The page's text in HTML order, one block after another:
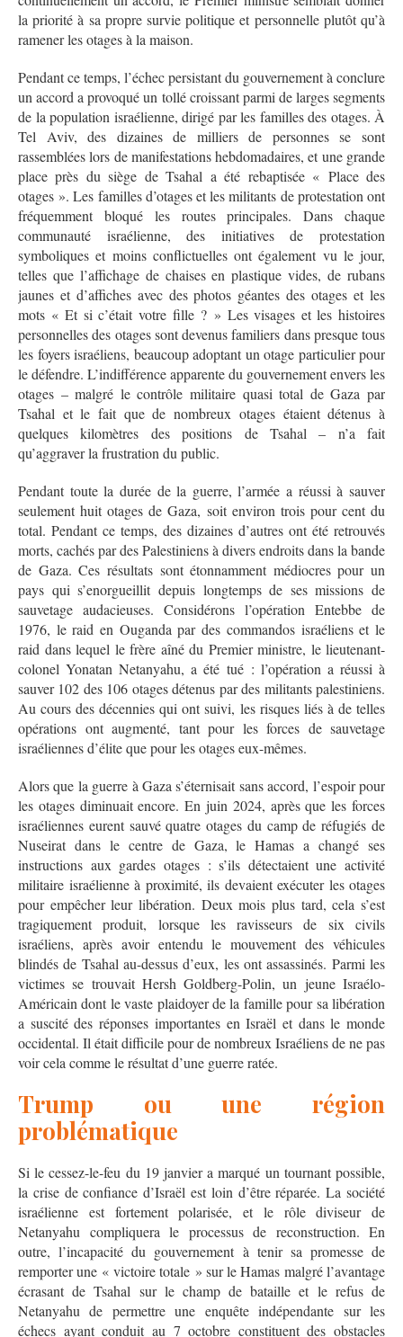
la priorité à sa propre survie politique et personnelle plutôt qu’à
ramener les otages à la maison.
Pendant ce temps, l’échec persistant du gouvernement à conclure
un accord a provoqué un tollé croissant parmi de larges segments
de la population israélienne, dirigé par les familles des otages. À
Tel Aviv, des dizaines de milliers de personnes se sont
rassemblées lors de manifestations hebdomadaires, et une grande
place près du siège de Tsahal a été rebaptisée « Place des
otages ». Les familles d’otages et les militants de protestation ont
fréquemment bloqué les routes principales. Dans chaque
communauté israélienne, des initiatives de protestation
symboliques et moins conflictuelles ont également vu le jour,
telles que l’affichage de chaises en plastique vides, de rubans
jaunes et d’affiches avec des photos géantes des otages et les
mots « Et si c’était votre fille ? » Les visages et les histoires
personnelles des otages sont devenus familiers dans presque tous
les foyers israéliens, beaucoup adoptant un otage particulier pour
le défendre. L’indifférence apparente du gouvernement envers les
otages – malgré le contrôle militaire quasi total de Gaza par
Tsahal et le fait que de nombreux otages étaient détenus à
quelques kilomètres des positions de Tsahal – n’a fait
qu’aggraver la frustration du public.
Pendant toute la durée de la guerre, l’armée a réussi à sauver
seulement huit otages de Gaza, soit environ trois pour cent du
total. Pendant ce temps, des dizaines d’autres ont été retrouvés
morts, cachés par des Palestiniens à divers endroits dans la bande
de Gaza. Ces résultats sont étonnamment médiocres pour un
pays qui s’enorgueillit depuis longtemps de ses missions de
sauvetage audacieuses. Considérons l’opération Entebbe de
1976, le raid en Ouganda par des commandos israéliens et le
raid dans lequel le frère aîné du Premier ministre, le lieutenant-
colonel Yonatan Netanyahu, a été tué : l’opération a réussi à
sauver 102 des 106 otages détenus par des militants palestiniens.
Au cours des décennies qui ont suivi, les risques liés à de telles
opérations ont augmenté, tant pour les forces de sauvetage
israéliennes d’élite que pour les otages eux-mêmes.
Alors que la guerre à Gaza s’éternisait sans accord, l’espoir pour
les otages diminuait encore. En juin 2024, après que les forces
israéliennes eurent sauvé quatre otages du camp de réfugiés de
Nuseirat dans le centre de Gaza, le Hamas a changé ses
instructions aux gardes otages : s’ils détectaient une activité
militaire israélienne à proximité, ils devaient exécuter les otages
pour empêcher leur libération. Deux mois plus tard, cela s’est
tragiquement produit, lorsque les ravisseurs de six civils
israéliens, après avoir entendu le mouvement des véhicules
blindés de Tsahal au-dessus d’eux, les ont assassinés. Parmi les
victimes se trouvait Hersh Goldberg-Polin, un jeune Israélo-
Américain dont le vaste plaidoyer de la famille pour sa libération
a suscité des réponses importantes en Israël et dans le monde
occidental. Il était difficile pour de nombreux Israéliens de ne pas
voir cela comme le résultat d’une guerre ratée.
Trump ou une région
problématique
Si le cessez-le-feu du 19 janvier a marqué un tournant possible,
la crise de confiance d’Israël est loin d’être réparée. La société
israélienne est fortement polarisée, et le rôle diviseur de
Netanyahu compliquera le processus de reconstruction. En
outre, l’incapacité du gouvernement à tenir sa promesse de
remporter une « victoire totale » sur le Hamas malgré l’avantage
écrasant de Tsahal sur le champ de bataille et le refus de
Netanyahu de permettre une enquête indépendante sur les
échecs ayant conduit au 7 octobre constituent des obstacles